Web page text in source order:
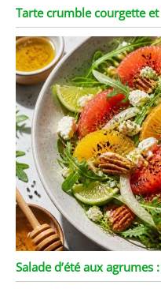
Tarte crumble courgette
Salade d’été aux